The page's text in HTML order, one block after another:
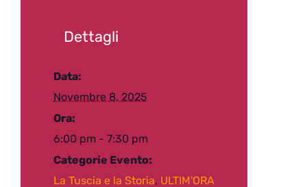
Dettagli
Data:
Novembre 8, 2025
Ora:
6:00 pm - 7:30 pm
Categorie Evento:
La Tuscia e la Storia, ULTIM'ORA